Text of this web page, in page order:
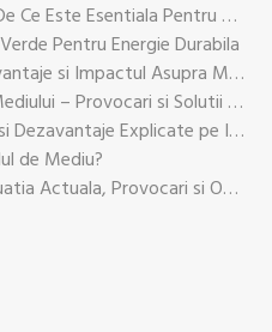
Ce Inseamna Energie Verde Si De Ce Este Esentiala Pentru Viitorul Planetei
Pentru Energie Durabila
Hidrocentrale: Avantaje, Dezavantaje si Impactul Asupra Mediului
Impactul Tehnologiei Asupra Mediului – Provocari si Solutii Sustenabile
Energia Geotermala: Avantaje si Dezavantaje Explicate pe Intelesul Tuturor
de Mediu?
Energia Eoliana in România: Situatia Actuala, Provocari si Oportunitati